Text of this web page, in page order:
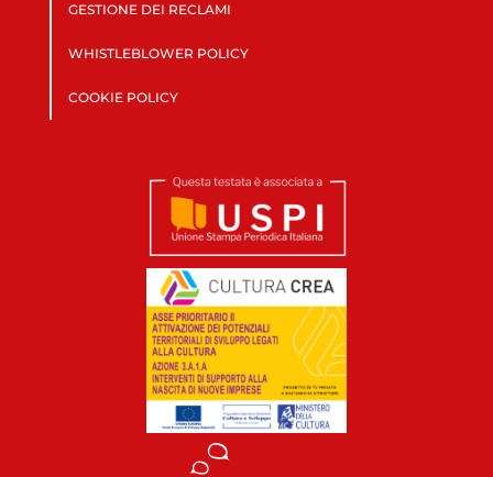
GESTIONE DEI RECLAMI
WHISTLEBLOWER POLICY
COOKIE POLICY